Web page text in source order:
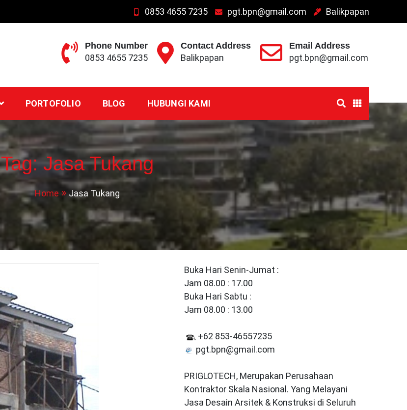
0853 4655 7235 pgt.bpn@gmail.com Balikpapan
Phone Number
0853 4655 7235
Contact Address
Balikpapan
Email Address
pgt.bpn@gmail.com
PORTOFOLIO BLOG HUBUNGI KAMI
Tag:Jasa Tukang
Home Jasa Tukang
Buka Hari Senin-Jumat :
Jam 08.00 : 17.00
Buka Hari Sabtu :
Jam 08.00 : 13.00
+62 853-46557235
pgt.bpn@gmail.com
PRIGLOTECH, Merupakan Perusahaan
Kontraktor Skala Nasional. Yang Melayani
Jasa Desain Arsitek & Konstruksi di Seluruh